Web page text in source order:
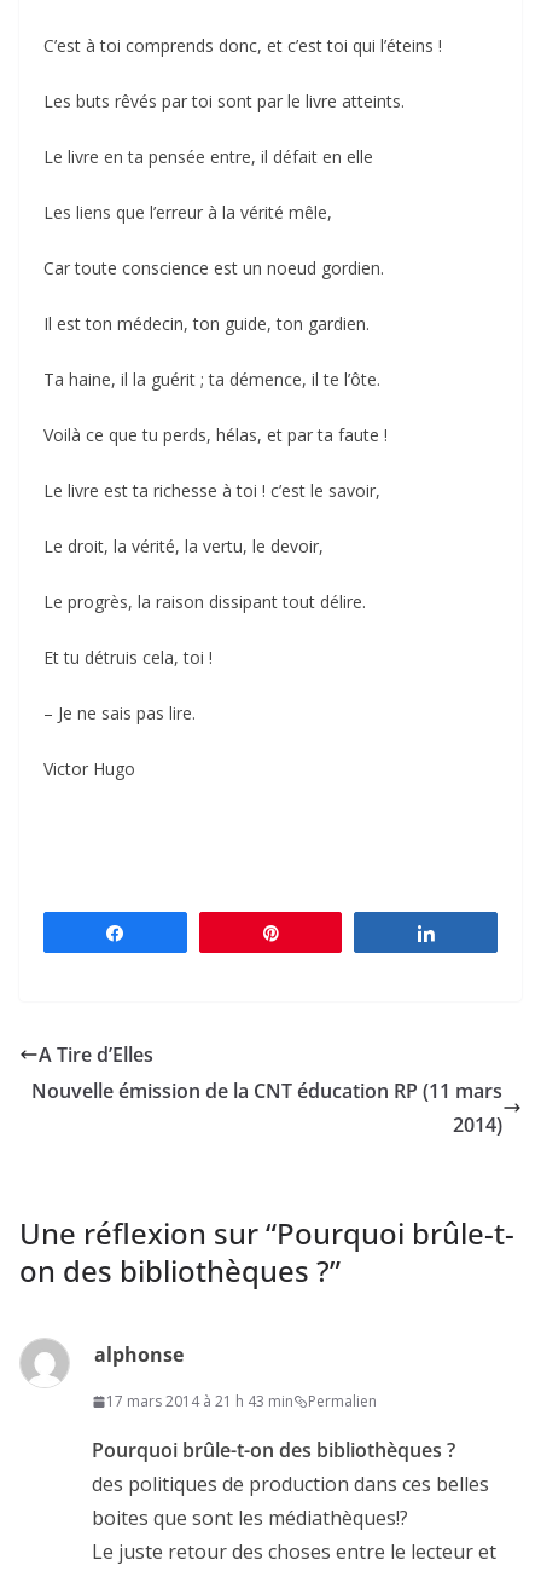
C’est à toi comprends donc, et c’est toi qui l’éteins !
Les buts rêvés par toi sont par le livre atteints.
Le livre en ta pensée entre, il défait en elle
Les liens que l’erreur à la vérité mêle,
Car toute conscience est un noeud gordien.
Il est ton médecin, ton guide, ton gardien.
Ta haine, il la guérit ; ta démence, il te l’ôte.
Voilà ce que tu perds, hélas, et par ta faute !
Le livre est ta richesse à toi ! c’est le savoir,
Le droit, la vérité, la vertu, le devoir,
Le progrès, la raison dissipant tout délire.
Et tu détruis cela, toi !
– Je ne sais pas lire.
Victor Hugo
A Tire d’Elles
Nouvelle émission de la CNT éducation RP (11 mars
2014)
Une réflexion sur “Pourquoi brûle-t-
on des bibliothèques ?”
alphonse
17 mars 2014 à 21 h 43 min Permalien
Pourquoi brûle-t-on des bibliothèques ?
des politiques de production dans ces belles
boites que sont les médiathèques!?
Le juste retour des choses entre le lecteur et